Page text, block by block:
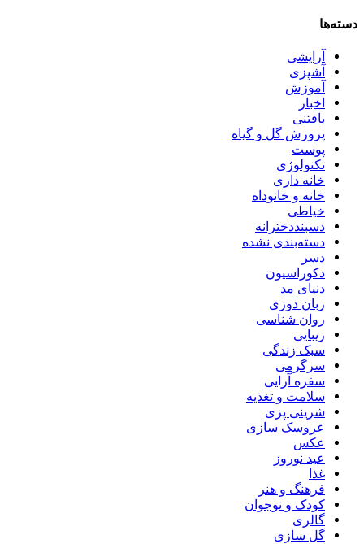
دسته‌ها
آرایشی
آشپزی
آموزش
اخبار
بافتنی
پرورش گل و گیاه
پوست
تکنولوژی
خانه داری
خانه و خانوداه
خیاطی
دسبنددخترانه
دسته‌بندی نشده
دسر
دکوراسیون
دنیای مد
ربان دوزی
روان شناسی
زیبایی
سبک زندگی
سرگرمی
سفره آرایی
سلامت و تغذیه
شرینی پزی
عروسک سازی
عکس
عید نوروز
غذا
فرهنگ و هنر
کودک و نوجوان
گالری
گل سازی